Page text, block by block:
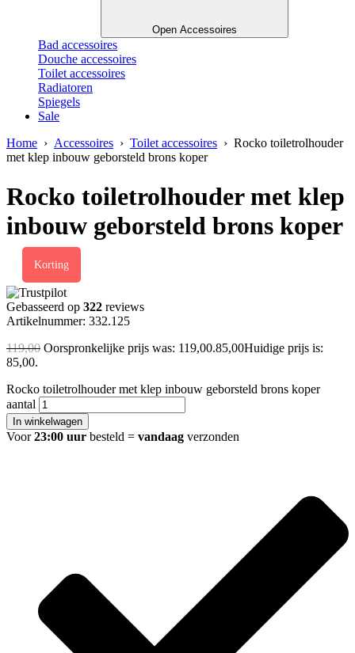
Open Accessoires
Bad accessoires
Douche accessoires
Toilet accessoires
Radiatoren
Spiegels
Sale
Home › Accessoires › Toilet accessoires › Rocko toiletrolhouder
met klep inbouw geborsteld brons koper
Rocko toiletrolhouder met klep
inbouw geborsteld brons koper
Korting
Gebasseerd op 322 reviews
Artikelnummer: 332.125
119,00 Oorspronkelijke prijs was: 119,00.85,00Huidige prijs is:
85,00.
Rocko toiletrolhouder met klep inbouw geborsteld brons koper
aantal
In winkelwagen
Voor23:00 uur besteld = vandaag verzonden